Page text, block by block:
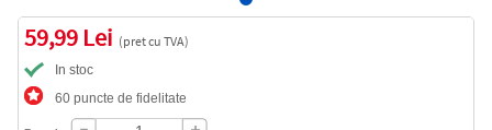
59,99 Lei (pret cu TVA)
In stoc
60 puncte de fidelitate